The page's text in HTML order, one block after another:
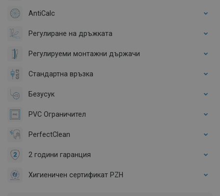
AntiCalc
Регулиране на дръжката
Регулируеми монтажни държачи
Стандартна връзка
Безусук
PVC Ограничител
PerfectClean
2 години гаранция
Хигиеничен сертификат PZH